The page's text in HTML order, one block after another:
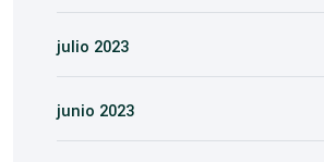
julio 2023
junio 2023